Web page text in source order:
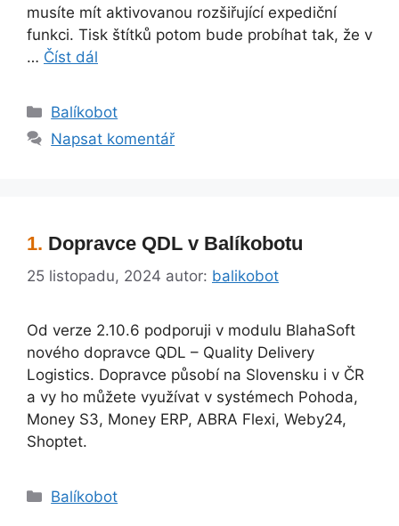
musíte mít aktivovanou rozšiřující expediční
funkci. Tisk štítků potom bude probíhat tak, že v
… Číst dál
Rubriky
Balíkobot
Napsat komentář
Dopravce QDL v Balíkobotu
25 listopadu, 2024 autor: balikobot
Od verze 2.10.6 podporuji v modulu BlahaSoft
nového dopravce QDL – Quality Delivery
Logistics. Dopravce působí na Slovensku i v ČR
a vy ho můžete využívat v systémech Pohoda,
Money S3, Money ERP, ABRA Flexi, Weby24,
Shoptet.
Rubriky
Balíkobot